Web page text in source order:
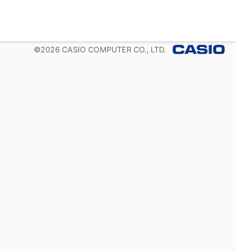
©2026 CASIO COMPUTER CO., LTD.